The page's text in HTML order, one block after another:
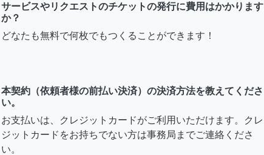
サービスやリクエストのチケットの発行に費用はかかります
か？
どなたも無料で何枚でもつくることができます！
本契約（依頼者様の前払い決済）の決済方法を教えてくださ
い。
お支払いは、クレジットカードがご利用いただけます。クレ
ジットカードをお持ちでない方は事務局までご連絡くださ
い。